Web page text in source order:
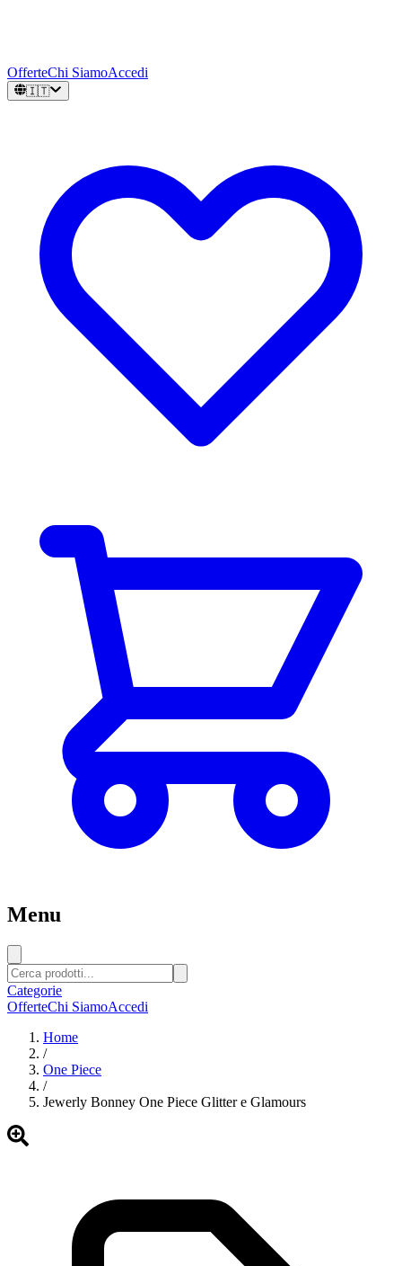
OfferteChi SiamoAccedi
🇮🇹
Menu
Categorie
OfferteChi SiamoAccedi
Home
/
One Piece
/
Jewerly Bonney One Piece Glitter e Glamours